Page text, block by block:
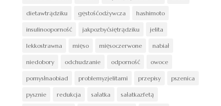
dietawtrądziku gęstośćodżywcza hashimoto
insulinooporność jakpozbyćsiętrądziku jelita
lekkostrawna mięso mięsoczerwone nabiał
niedobory odchudzanie odporność owoce
pomysłnaobiad problemyzjelitami przepisy pszenica
pysznie redukcja sałatka sałatkazfetą